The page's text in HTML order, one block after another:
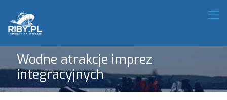
Wodne atrakcje imprez
integracyjnych